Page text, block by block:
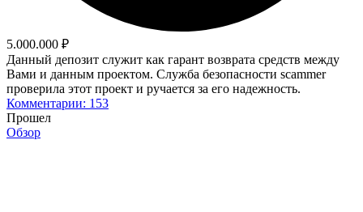
5.000.000 ₽
Данный депозит служит как гарант возврата средств между
Вами и данным проектом. Служба безопасности scammer
проверила этот проект и ручается за его надежность.
Комментарии: 153
Прошел
Обзор